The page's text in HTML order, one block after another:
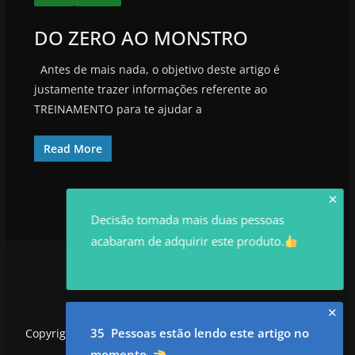
DO ZERO AO MONSTRO
Antes de mais nada, o objetivo deste artigo é
justamente trazer informações referente ao
TREINAMENTO para te ajudar a
Read More
Copyright © 2026utilidadesrowan.com. Todos os direitos
✕
Decisão tomada mais duas pessoas
acabaram de adquirir este produto.
✕
35 Pessoas estão lendo este artigo no